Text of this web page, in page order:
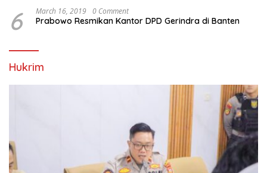
6 March 16, 2019 0 Comment
Prabowo Resmikan Kantor DPD Gerindra di Banten
Hukrim